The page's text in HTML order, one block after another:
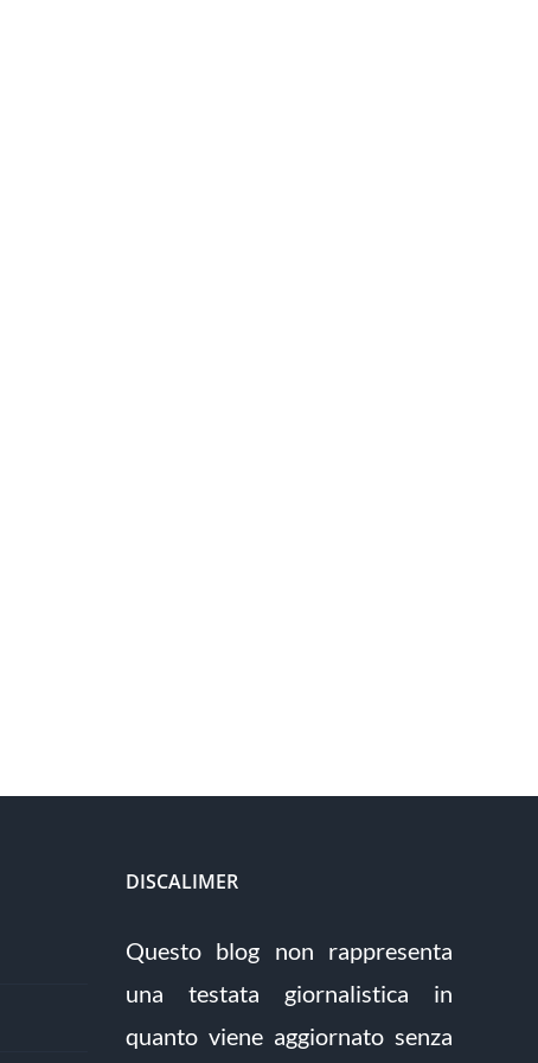
DISCALIMER
Questo blog non rappresenta
una testata giornalistica in
quanto viene aggiornato senza